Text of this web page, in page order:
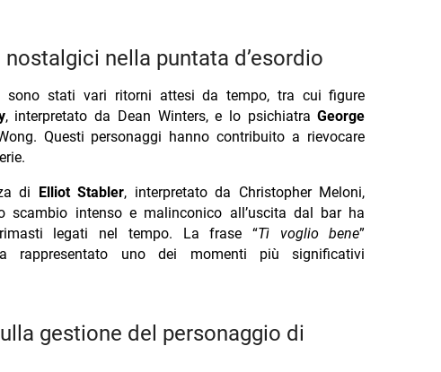
nella puntata d’esordio
sono stati vari ritorni attesi da tempo, tra cui figure
, interpretato da Dean Winters, e lo psichiatraGeorge
Questi personaggi hanno contribuito a rievocare
di Elliot Stabler, interpretato da Christopher Meloni,
scambio intenso e malinconico all’uscita dal bar ha
legati nel tempo. La frase “Tì voglio bene”
rappresentato uno dei momenti più significativi